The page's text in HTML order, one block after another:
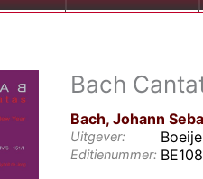
Bach
Bach, Johann
Uitgever:
Editienummer: